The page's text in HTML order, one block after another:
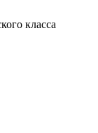
класса